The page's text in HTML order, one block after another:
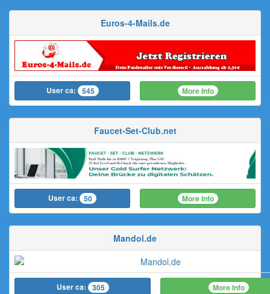
Euros-4-Mails.de
User ca: 545 More Info
Faucet-Set-Club.net
User ca: 50 More Info
Mandol.de
User ca: 305 More Info